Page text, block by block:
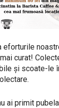
eforturile
curat!
și scoate-le
ai primit